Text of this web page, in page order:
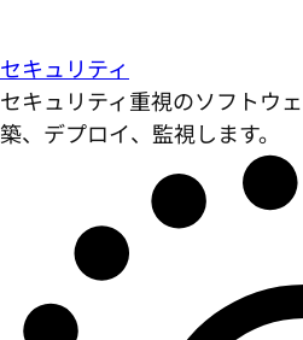
セキュリティ
セキュリティ重視のソフトウ
築、デプロイ、監視します。